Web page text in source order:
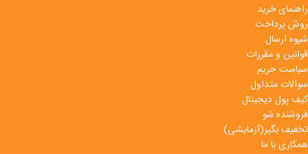
راهنمای خرید
روش پرداخت
شیوه ارسال
قوانین و مقررات
سیاست حریم
سوالات متداول
کیف پول دیجیتال
فروشنده شو
تخفیف بگیر(آزمایشی)
همکاری با ما